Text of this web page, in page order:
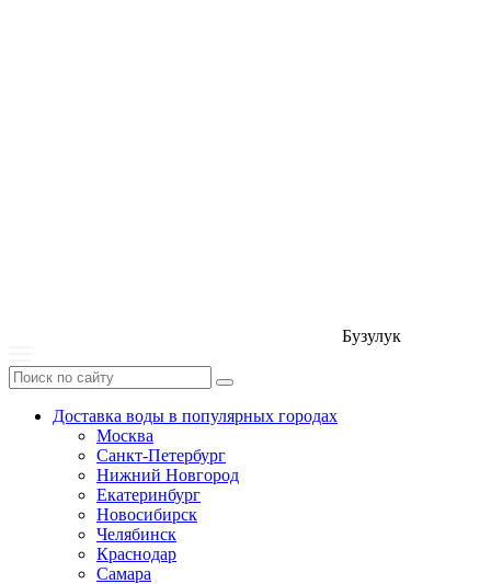
Бузулук
Доставка воды в популярных городах
Москва
Санкт-Петербург
Нижний Новгород
Екатеринбург
Новосибирск
Челябинск
Краснодар
Самара